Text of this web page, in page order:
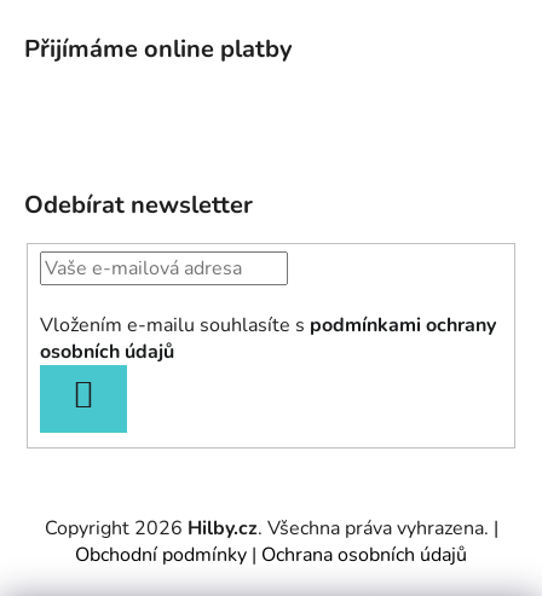
Přijímáme online platby
Odebírat newsletter
Vložením e-mailu souhlasíte s podmínkami ochrany
osobních údajů
SE
Copyright 2026 Hilby.cz. Všechna práva vyhrazena. |
Obchodní podmínky | Ochrana osobních údajů